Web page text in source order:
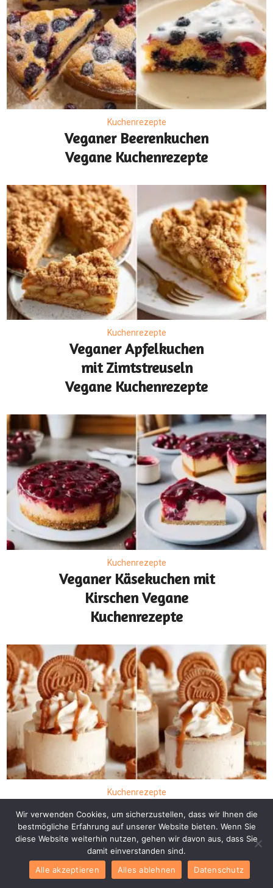
Kuchenrezepte
Veganer Beerenkuchen
Vegane Kuchenrezepte
Kuchenrezepte
Veganer Apfelkuchen
mit Zimtstreuseln
Vegane Kuchenrezepte
Kuchenrezepte
Veganer Käsekuchen mit
Kirschen Vegane
Kuchenrezepte
Kuchenrezepte
Mini Biscoff Cheesecakes
ohne Backen Vegane
Kuchenrezepte
Wir verwenden Cookies, um sicherzustellen, dass wir Ihnen die
bestmögliche Erfahrung auf unserer Website bieten. Wenn Sie
diese Website weiterhin nutzen, gehen wir davon aus, dass Sie
damit einverstanden sind.
Alle akzeptieren
Alles ablehnen Datenschutz